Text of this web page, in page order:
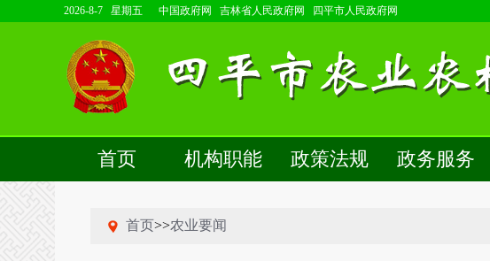
2026-8-7 星期五 中国政府网 吉林省人民政府网 四平市人民政府网
首页 机构职能 政策法规 政务服务
首页>>农业要闻